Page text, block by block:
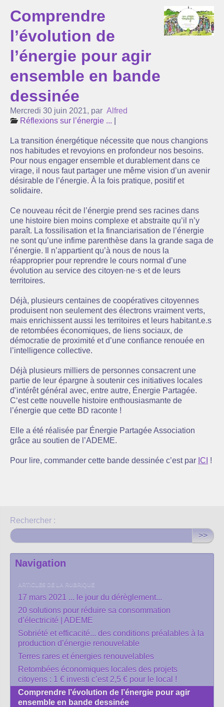
L’association Com’Toit
Nos partenaires
Agenda
Actualité
Réflexions sur l’énergie ...
Suivi de la production de nos centrales solaires
Comprendre
l’évolution de
l’énergie pour agir
ensemble en bande
dessinée
Mercredi 30 juin 2021, par Alfred
Réflexions sur l’énergie ...
La transition énergétique nécessite que nous changions
nos habitudes et revoyions en profondeur nos besoins.
Pour nous engager ensemble et durablement dans ce
virage, il nous faut partager une même vision d’un avenir
désirable de l’énergie. À la fois pratique, positif et
solidaire.
Ce nouveau récit de l’énergie prend ses racines dans
une histoire bien moins complexe et abstraite qu’il n’y
paraît. La fossilisation et la financiarisation de l’énergie
ne sont qu’une infime parenthèse dans la grande saga de
l’énergie. Il n’appartient qu’à nous de nous la
réapproprier pour reprendre le cours normal d’une
évolution au service des citoyen·ne·s et de leurs
territoires.
Déjà, plusieurs centaines de coopératives citoyennes
produisent non seulement des électrons vraiment verts,
mais enrichissent aussi les territoires et leurs habitant.e.s
de retombées économiques, de liens sociaux, de
démocratie de proximité et d’une confiance renouée en
l’intelligence collective.
Déjà plusieurs milliers de personnes consacrent une
partie de leur épargne à soutenir ces initiatives locales
d’intérêt général avec, entre autre, Énergie Partagée.
C‘est cette nouvelle histoire enthousiasmante de
l’énergie que cette BD raconte !
Elle a été réalisée par Énergie Partagée Association
grâce au soutien de l’ADEME.
Pour lire, commander cette bande dessinée c’est par ICI !
Rechercher :
>>
Navigation
ARTICLES DE LA RUBRIQUE
17 mars 2021 ... le jour du dérèglement...
20 solutions pour réduire sa consommation
d’électricité | ADEME
Sobriété et efficacité... des conditions préalables à la
production d’énergie renouvelable
Terres rares et énergies renouvelables
Retombées économiques locales des projets
citoyens : 1 € investi c’est 2,5 € pour le local !
Comprendre l’évolution de l’énergie pour agir
ensemble en bande dessinée